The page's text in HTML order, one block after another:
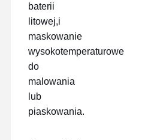
baterii
litowej,i
maskowanie
wysokotemperaturowe
do
malowania
lub
piaskowania.